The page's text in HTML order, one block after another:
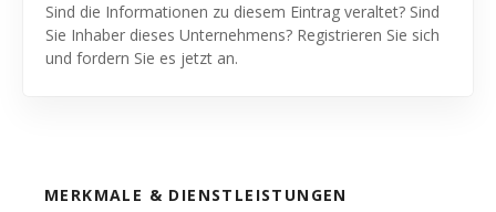
Sind die Informationen zu diesem Eintrag veraltet? Sind
Sie Inhaber dieses Unternehmens? Registrieren Sie sich
und fordern Sie es jetzt an.
MERKMALE & DIENSTLEISTUNGEN